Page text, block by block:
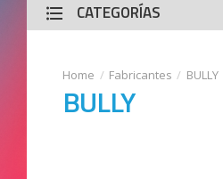
CATEGORÍAS
Fabricantes BULLY
BULLY